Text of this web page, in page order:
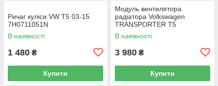
Ричаг куліси VW T5 03-15
7H0711051N
В наявності
1 480 ₴
Купити
Модуль вентилятора
радіатора Volkswagen
TRANSPORTER T5
Фургон 03-15 7H0919506D
В наявності
3 980 ₴
Купити